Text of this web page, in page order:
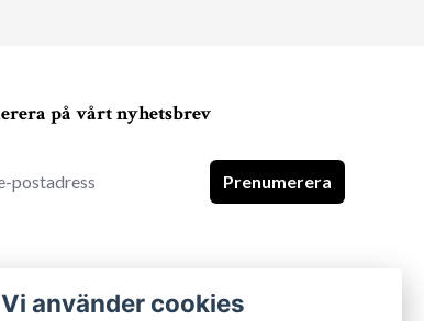
på vårt nyhetsbrev
Prenumerera
Vi använder cookies